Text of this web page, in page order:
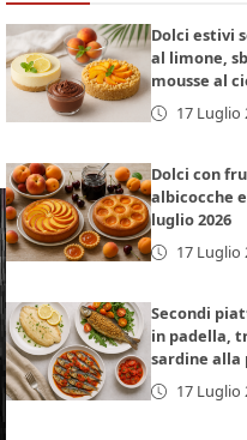
Dolci estivi
al limone,
mousse al
17 Luglio
Dolci con
albicocche
luglio 2026
17 Luglio
Secondi
in padella,
sardine alla
17 Luglio